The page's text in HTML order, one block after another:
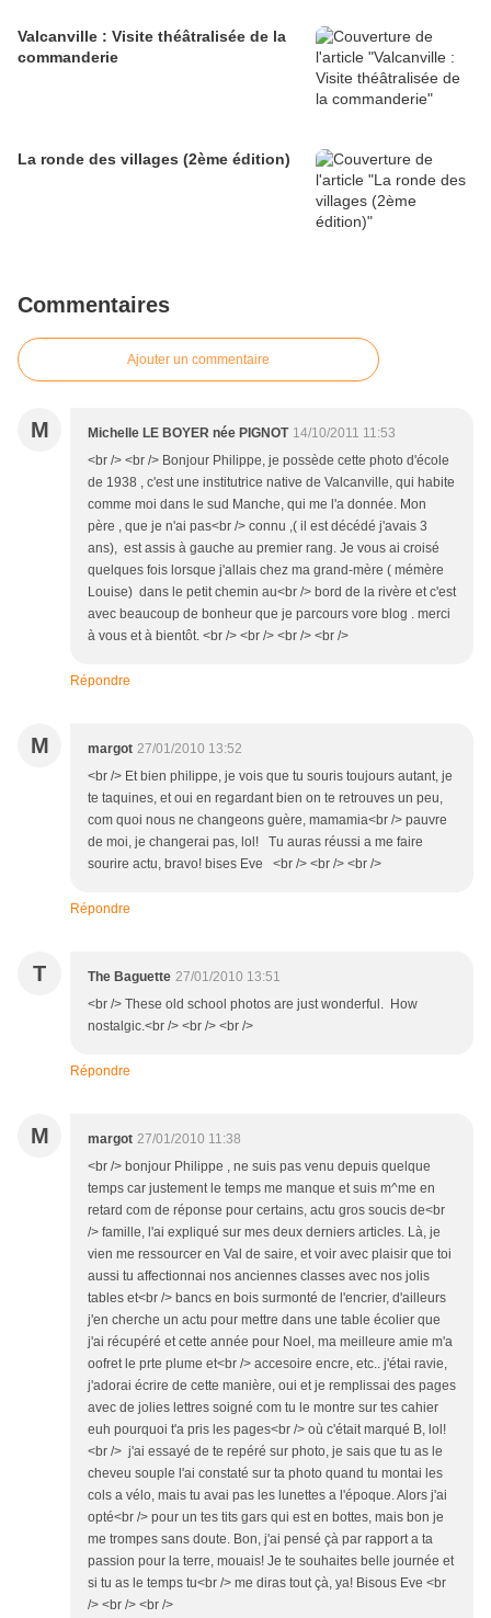
Valcanville : Visite théâtralisée de la
commanderie
La ronde des villages (2ème édition)
Commentaires
Ajouter un commentaire
M Michelle LE BOYER née PIGNOT 14/10/2011 11:53
<br /> <br /> Bonjour Philippe, je possède cette photo d'école
de 1938 , c'est une institutrice native de Valcanville, qui habite
comme moi dans le sud Manche, qui me l'a donnée. Mon
père , que je n'ai pas<br /> connu ,( il est décédé j'avais 3
ans), est assis à gauche au premier rang. Je vous ai croisé
quelques fois lorsque j'allais chez ma grand-mère ( mémère
Louise) dans le petit chemin au<br /> bord de la rivère et c'est
avec beaucoup de bonheur que je parcours vore blog . merci
à vous et à bientôt. <br /> <br /> <br /> <br />
Répondre
M margot 27/01/2010 13:52
<br /> Et bien philippe, je vois que tu souris toujours autant, je
te taquines, et oui en regardant bien on te retrouves un peu,
com quoi nous ne changeons guère, mamamia<br /> pauvre
de moi, je changerai pas, lol! Tu auras réussi a me faire
sourire actu, bravo! bises Eve <br /> <br /> <br />
Répondre
T The Baguette 27/01/2010 13:51
<br /> These old school photos are just wonderful. How
nostalgic.<br /> <br /> <br />
Répondre
M margot 27/01/2010 11:38
<br /> bonjour Philippe , ne suis pas venu depuis quelque
temps car justement le temps me manque et suis m^me en
retard com de réponse pour certains, actu gros soucis de<br
/> famille, l'ai expliqué sur mes deux derniers articles. Là, je
vien me ressourcer en Val de saire, et voir avec plaisir que toi
aussi tu affectionnai nos anciennes classes avec nos jolis
tables et<br /> bancs en bois surmonté de l'encrier, d'ailleurs
j'en cherche un actu pour mettre dans une table écolier que
j'ai récupéré et cette année pour Noel, ma meilleure amie m'a
oofret le prte plume et<br /> accesoire encre, etc.. j'étai ravie,
j'adorai écrire de cette manière, oui et je remplissai des pages
avec de jolies lettres soigné com tu le montre sur tes cahier
euh pourquoi t'a pris les pages<br /> où c'était marqué B, lol!
<br /> j'ai essayé de te repéré sur photo, je sais que tu as le
cheveu souple l'ai constaté sur ta photo quand tu montai les
cols a vélo, mais tu avai pas les lunettes a l'époque. Alors j'ai
opté<br /> pour un tes tits gars qui est en bottes, mais bon je
me trompes sans doute. Bon, j'ai pensé çà par rapport a ta
passion pour la terre, mouais! Je te souhaites belle journée et
si tu as le temps tu<br /> me diras tout çà, ya! Bisous Eve <br
/> <br /> <br />